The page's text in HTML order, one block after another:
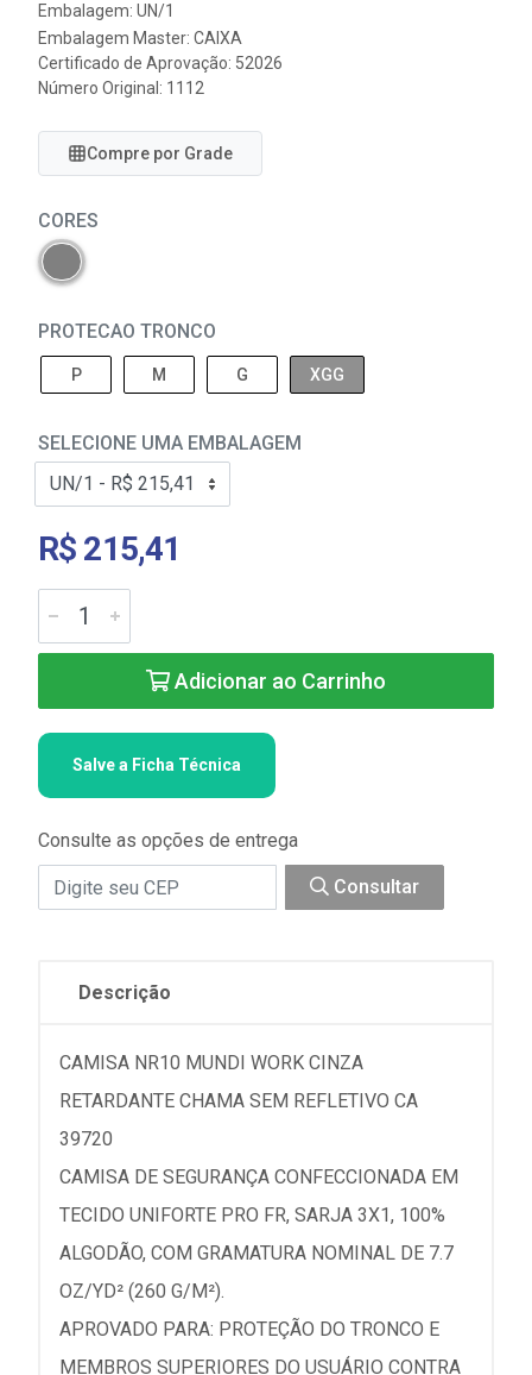
Embalagem: UN/1
Embalagem Master: CAIXA
Certificado de Aprovação: 52026
Número Original: 1112
Compre por Grade
CORES
PROTECAO TRONCO
P M G XGG
SELECIONE UMA EMBALAGEM
R$ 215,41
Adicionar ao Carrinho
Salve a Ficha Técnica
Consulte as opções de entrega
Consultar
Descrição
CAMISA NR10 MUNDI WORK CINZA
RETARDANTE CHAMA SEM REFLETIVO CA
39720
CAMISA DE SEGURANÇA CONFECCIONADA EM
TECIDO UNIFORTE PRO FR, SARJA 3X1, 100%
ALGODÃO, COM GRAMATURA NOMINAL DE 7.7
OZ/YD² (260 G/M²).
APROVADO PARA: PROTEÇÃO DO TRONCO E
MEMBROS SUPERIORES DO USUÁRIO CONTRA